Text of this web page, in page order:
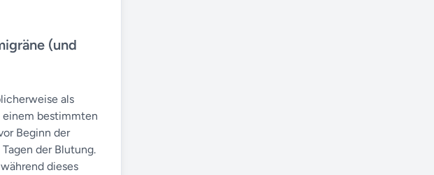
(und
als
einem bestimmten
Beginn der
der Blutung.
dieses